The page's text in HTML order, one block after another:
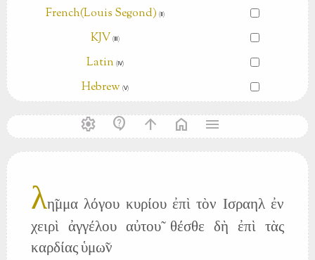
French(Louis Segond) (Ⅱ)
KJV (Ⅲ)
Latin (Ⅳ)
Hebrew (Ⅴ)
settings contact_support arrow_upward home menu
λη̃μμα λόγου κυρίου ἐπὶ τὸν Ισραηλ ἐν
χειρὶ ἀγγέλου αὐτου̃ θέσθε δὴ ἐπὶ τὰς
καρδίας ὑμω̃ν